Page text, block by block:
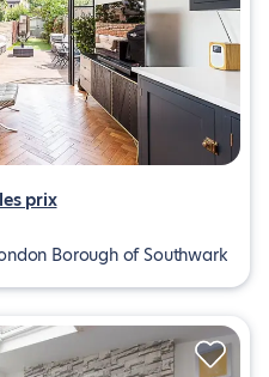
prix
Borough of Southwark